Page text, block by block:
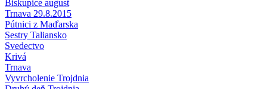
Biskupice august
Trnava 29.8.2015
Pútnici z Maďarska
Sestry Taliansko
Svedectvo
Krivá
Trnava
Vyvrcholenie Trojdnia